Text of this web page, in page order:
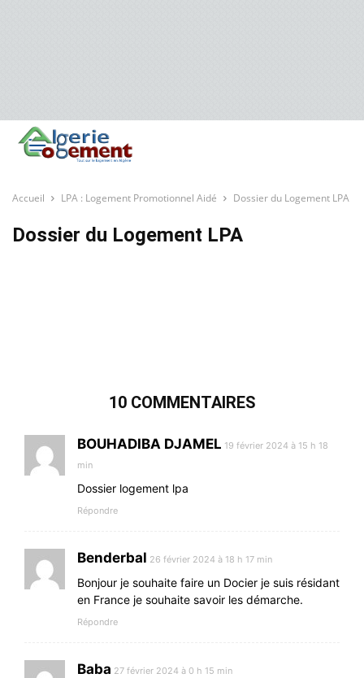
Accueil LPA : Logement Promotionnel Aidé Dossier du Logement LPA
Dossier du Logement LPA
10 COMMENTAIRES
BOUHADIBA DJAMEL 19 février 2024 à 15 h 18
min
Dossier logement lpa
Répondre
Benderbal 26 février 2024 à 18 h 17 min
Bonjour je souhaite faire un Docier je suis résidant
en France je souhaite savoir les démarche.
Répondre
Baba 27 février 2024 à 0 h 15 min